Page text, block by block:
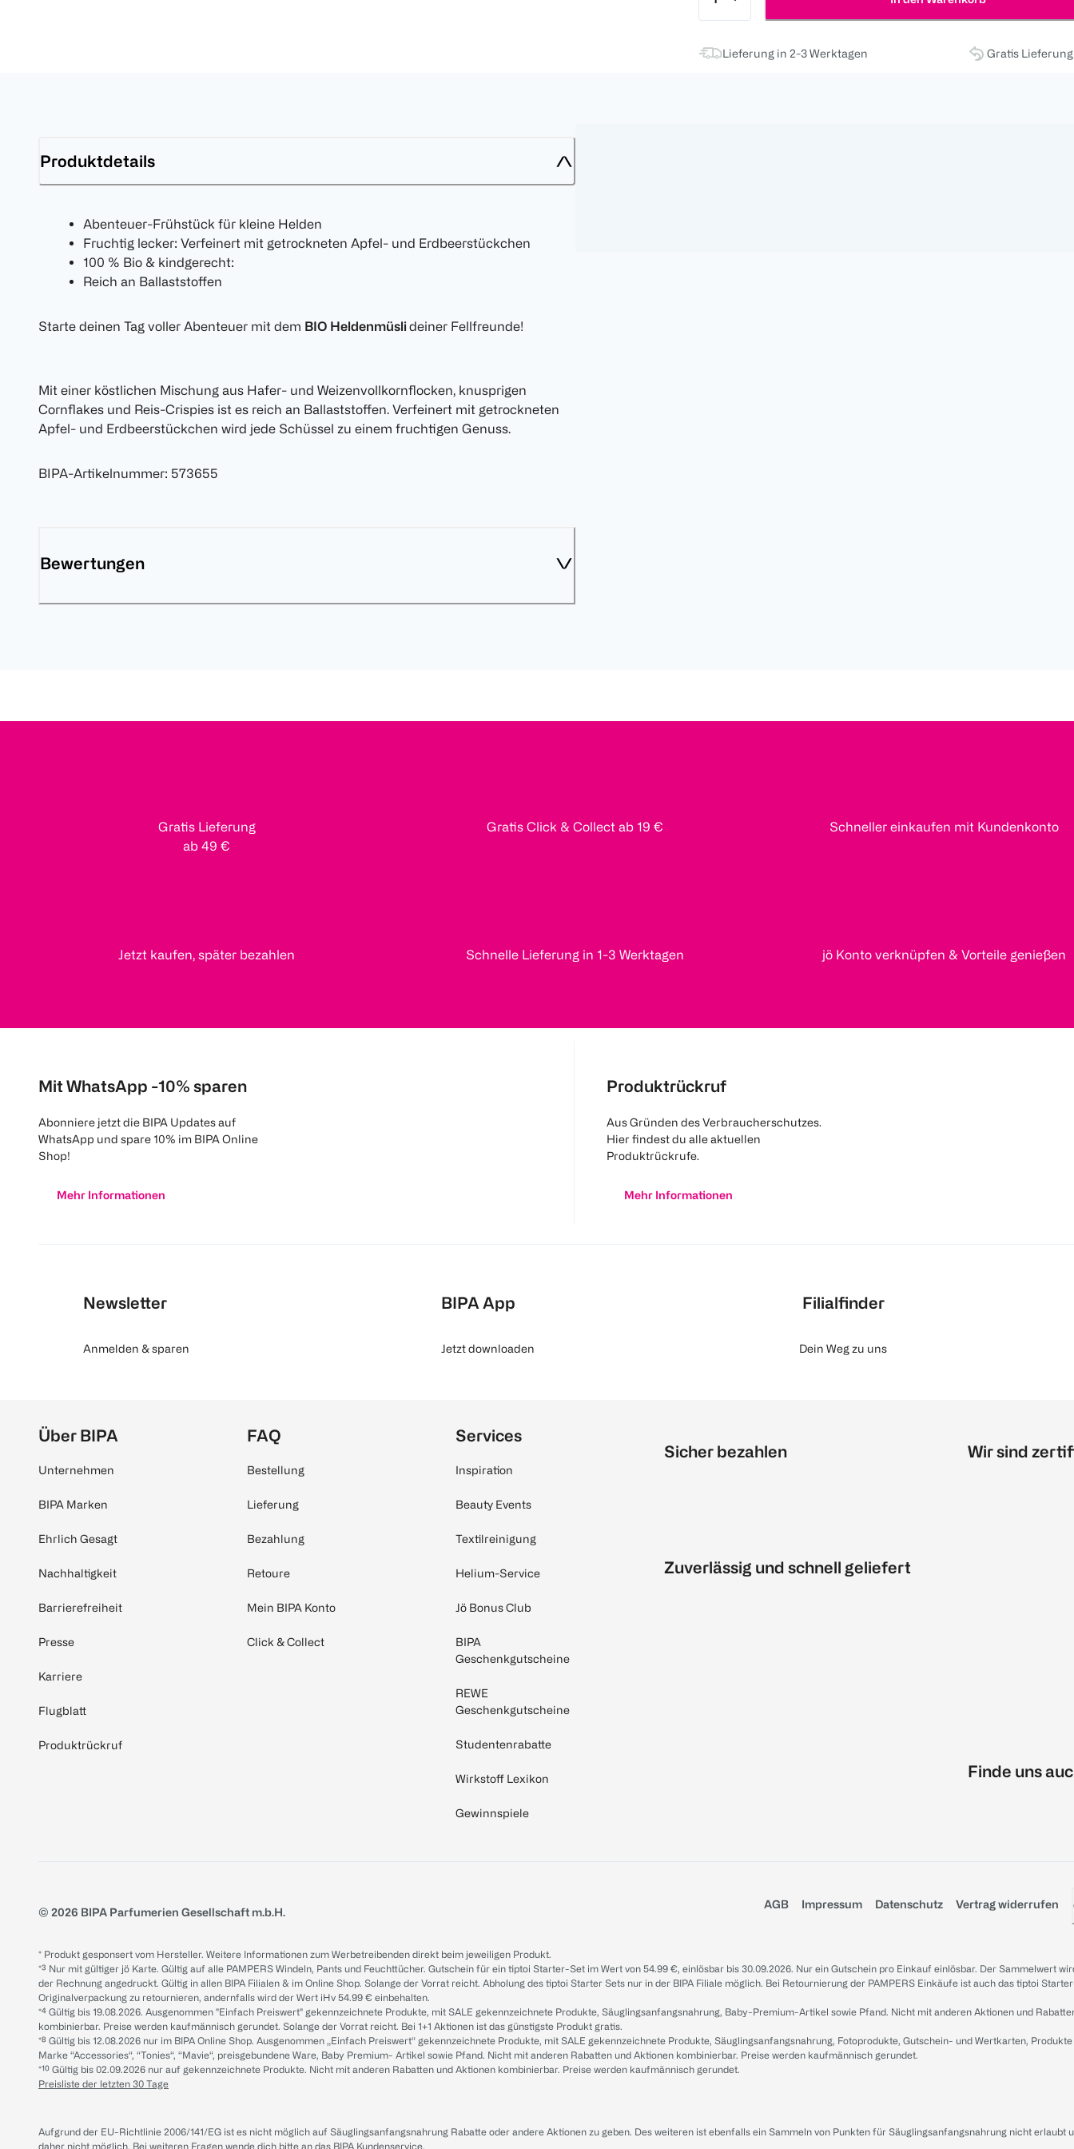
Lieferung in 2-3 Werktagen Gratis
Produktdetails
Abenteuer-Frühstück für kleine Helden
Fruchtig lecker: Verfeinert mit getrockneten Apfel- und Erdbeerstückchen
100 % Bio & kindgerecht:
Reich an Ballaststoffen
Starte deinen Tag voller Abenteuer mit dem BIO Heldenmüsli deiner Fellfreunde!
Mit einer köstlichen Mischung aus Hafer- und Weizenvollkornflocken, knusprigen
Cornflakes und Reis-Crispies ist es reich an Ballaststoffen. Verfeinert mit getrockneten
Apfel- und Erdbeerstückchen wird jede Schüssel zu einem fruchtigen Genuss.
BIPA-Artikelnummer: 573655
Bewertungen
Gratis Lieferung
ab 49 €
Gratis Click & Collect ab 19 € Schneller einkaufen mit Kundenkonto
Jetzt kaufen, später bezahlen Schnelle Lieferung in 1-3 Werktagen jö Konto verknüpfen & Vorteile genießen
Mit WhatsApp -10% sparen
Abonniere jetzt die BIPA Updates auf
WhatsApp und spare 10% im BIPA Online
Shop!
Mehr Informationen
Produktrückruf
Aus Gründen des Verbraucherschutzes.
Hier findest du alle aktuellen
Produktrückrufe.
Mehr Informationen
Newsletter
Anmelden & sparen
BIPA App
Jetzt downloaden
Filialfinder
Dein Weg zu uns
Über BIPA
Unternehmen
BIPA Marken
Ehrlich Gesagt
Nachhaltigkeit
Barrierefreiheit
Presse
Karriere
Flugblatt
Produktrückruf
FAQ
Bestellung
Lieferung
Bezahlung
Retoure
Mein BIPA Konto
Click & Collect
Services
Inspiration
Beauty Events
Textilreinigung
Helium-Service
Jö Bonus Club
BIPA
Geschenkgutscheine
REWE
Geschenkgutscheine
Studentenrabatte
Wirkstoff Lexikon
Gewinnspiele
Sicher bezahlen
Zuverlässig und schnell geliefert
Wir sind
Finde uns
© 2026 BIPA Parfumerien Gesellschaft m.b.H.
AGB Impressum Datenschutz Vertrag widerrufen
* Produkt gesponsert vom Hersteller. Weitere Informationen zum Werbetreibenden direkt beim jeweiligen Produkt.
*³ Nur mit gültiger jö Karte. Gültig auf alle PAMPERS Windeln, Pants und Feuchttücher. Gutschein für ein tiptoi Starter-Set im Wert von 54.99 €, einlösbar bis 30.09.2026. Nur ein Gutschein pro Einkauf einlösbar. Der Sammelwert
der Rechnung angedruckt. Gültig in allen BIPA Filialen & im Online Shop. Solange der Vorrat reicht. Abholung des tiptoi Starter Sets nur in der BIPA Filiale möglich. Bei Retournierung der PAMPERS Einkäufe ist auch das tiptoi
Originalverpackung zu retournieren, andernfalls wird der Wert iHv 54.99 € einbehalten.
*⁴ Gültig bis 19.08.2026. Ausgenommen "Einfach Preiswert" gekennzeichnete Produkte, mit SALE gekennzeichnete Produkte, Säuglingsanfangsnahrung, Baby-Premium-Artikel sowie Pfand. Nicht mit anderen Aktionen und
kombinierbar. Preise werden kaufmännisch gerundet. Solange der Vorrat reicht. Bei 1+1 Aktionen ist das günstigste Produkt gratis.
*⁸ Gültig bis 12.08.2026 nur im BIPA Online Shop. Ausgenommen „Einfach Preiswert“ gekennzeichnete Produkte, mit SALE gekennzeichnete Produkte, Säuglingsanfangsnahrung, Fotoprodukte, Gutschein- und Wertkarten,
Marke “Accessories“, “Tonies“, “Mavie“, preisgebundene Ware, Baby Premium- Artikel sowie Pfand. Nicht mit anderen Rabatten und Aktionen kombinierbar. Preise werden kaufmännisch gerundet.
*¹⁰ Gültig bis 02.09.2026 nur auf gekennzeichnete Produkte. Nicht mit anderen Rabatten und Aktionen kombinierbar. Preise werden kaufmännisch gerundet.
Preisliste der letzten 30 Tage
Aufgrund der EU-Richtlinie 2006/141/EG ist es nicht möglich auf Säuglingsanfangsnahrung Rabatte oder andere Aktionen zu geben. Des weiteren ist ebenfalls ein Sammeln von Punkten für Säuglingsanfangsnahrung nicht erlaubt
daher nicht möglich. Bei weiteren Fragen wende dich bitte an das BIPA Kundenservice.